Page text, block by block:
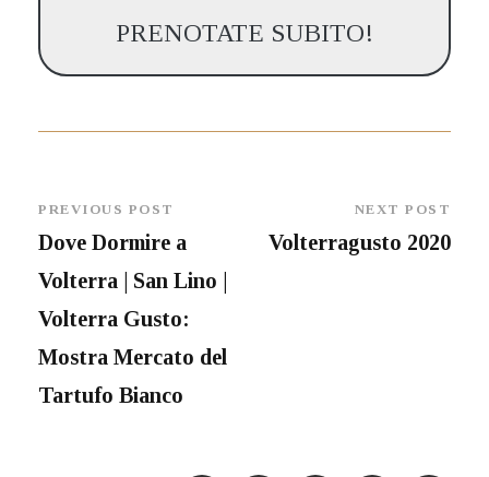
PRENOTATE SUBITO!
PREVIOUS POST
Dove Dormire a
Volterra | San Lino |
Volterra Gusto:
Mostra Mercato del
Tartufo Bianco
NEXT POST
Volterragusto 2020